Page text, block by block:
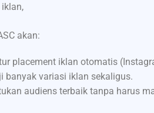
akan:
placement iklan otomatis
banyak variasi iklan sekaligus.
audiens terbaik tanpa harus